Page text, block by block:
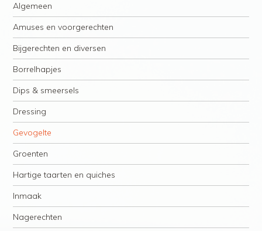
Algemeen
Amuses en voorgerechten
Bijgerechten en diversen
Borrelhapjes
Dips & smeersels
Dressing
Gevogelte
Groenten
Hartige taarten en quiches
Inmaak
Nagerechten